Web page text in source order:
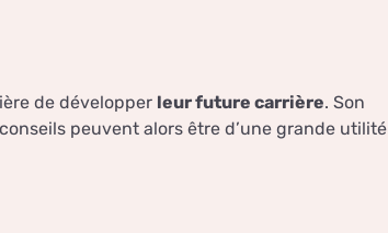
de développer leur future carrière. Son
peuvent alors être d’une grande utilité